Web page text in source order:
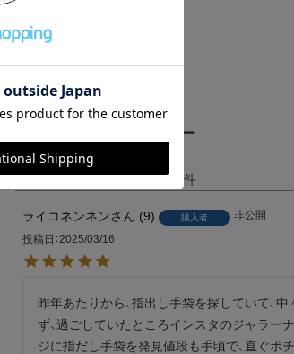
ご購入者さまからのレビュー
4.00
ライコネンネン 9 購入者
非公開
投稿日 2025/03/16
昨年あたりから、指出し手袋を探していて、
ず、過ごしていたところインスタのジャラー
ジに指だし手袋を発見値段も手頃で、直ぐポ